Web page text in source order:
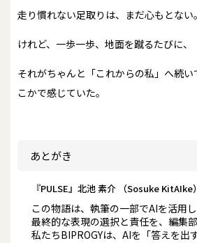
走り慣れない足取りは、まだ心もとない。
けれど、一歩一歩、地面を蹴るたびに、
それがちゃんと「これからの私」へ続
こかで感じていた。
あとがき
『PULSE』北池 素介 （Sosuke
この物語は、執筆の一部でAIを活用し
最終的な表現の選択と責任を、編集部
私たちBIPROGYは、AIを「答えを出